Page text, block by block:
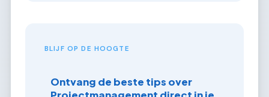
BLIJF OP DE HOOGTE
Ontvang de beste tips over